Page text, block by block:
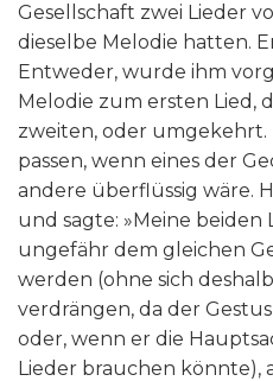
Gesellschaft zwei Lieder
dieselbe Melodie hatten.
Entweder, wurde ihm
Melodie zum ersten Lied,
zweiten, oder
passen, wenn eines der
andere überflüssig wäre.
und sagte: »Meine beiden
ungefähr dem gleichen
werden (ohne sich
verdrängen, da der
oder, wenn er die
Lieder brauchen könnte),